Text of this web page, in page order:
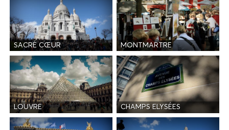
SACRÉ CŒUR MONTMARTRE
LOUVRE CHAMPS ELYSÉES